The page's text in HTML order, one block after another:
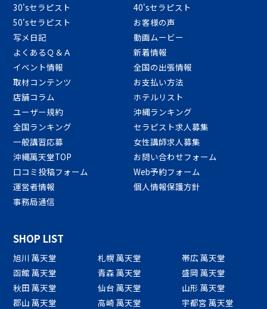
30'sセラピスト
40'sセラピスト
50'sセラピスト
お客様の声
写メ日記
動画ムービー
よくあるＱ＆Ａ
新着情報
イベント情報
全国の出張情報
取材コンテンツ
お支払い方法
店舗コラム
ホテルリスト
ユーザー規約
沖縄ランキング
全国ランキング
セラピスト求人募集
一般講習応募
女性講師求人募集
沖縄萬天堂TOP
お問い合わせフォーム
口コミ投稿フォーム
Web予約フォーム
運営者情報
個人情報保護方針
事務局通信
SHOP LIST
旭川 萬天堂 札幌 萬天堂
帯広 萬天堂
函館 萬天堂
青森 萬天堂
盛岡 萬天堂
秋田 萬天堂
仙台 萬天堂
山形 萬天堂
郡山 萬天堂
高崎 萬天堂
宇都宮 萬天堂